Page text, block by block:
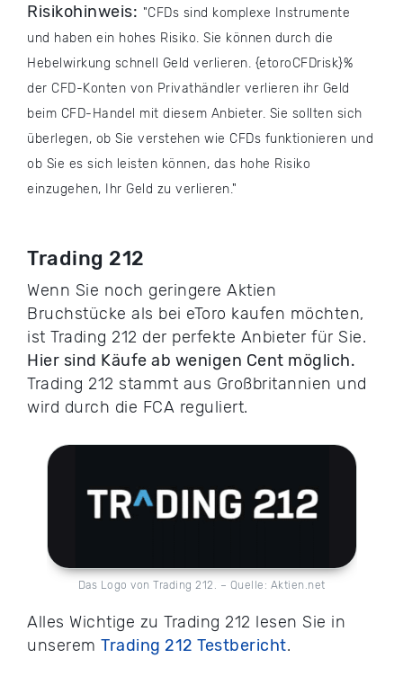
Risikohinweis:
CFDs sind komplexe Instrumente
und haben ein hohes Risiko. Sie können durch die
Hebelwirkung schnell Geld verlieren. {etoroCFDrisk}%
der CFD-Konten von Privathändler verlieren ihr Geld
beim CFD-Handel mit diesem Anbieter. Sie sollten sich
überlegen, ob Sie verstehen wie CFDs funktionieren und
ob Sie es sich leisten können, das hohe Risiko
einzugehen, Ihr Geld zu verlieren.
Trading 212
Wenn Sie noch geringere Aktien
Bruchstücke als bei eToro kaufen möchten,
ist Trading 212 der perfekte Anbieter für Sie.
Hier sind Käufe ab wenigen Cent möglich.
Trading 212 stammt aus Großbritannien und
wird durch die FCA reguliert.
Das Logo von Trading 212. – Quelle: Aktien.net
Alles Wichtige zu Trading 212 lesen Sie in
unserem Trading 212 Testbericht.